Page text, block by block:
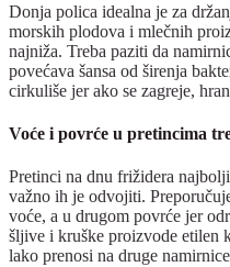
Donja polica idealna je za
morskih plodova i mlečnih
najniža. Treba paziti da
povećava šansa od širenja
cirkuliše jer ako se zagreje,
Voće i povrće u pretincima
Pretinci na dnu frižidera
važno ih je odvojiti.
voće, a u drugom povrće jer
šljive i kruške proizvode etilen
lako prenosi na druge